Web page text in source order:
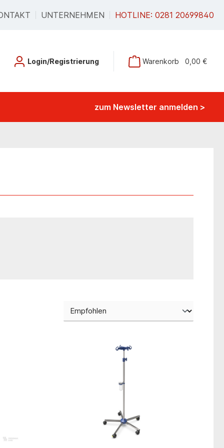
UNTERNEHMEN HOTLINE: 0281 20699840
Login/Registrierung Warenkorb 0,00 €
zum Newsletter anmelden >